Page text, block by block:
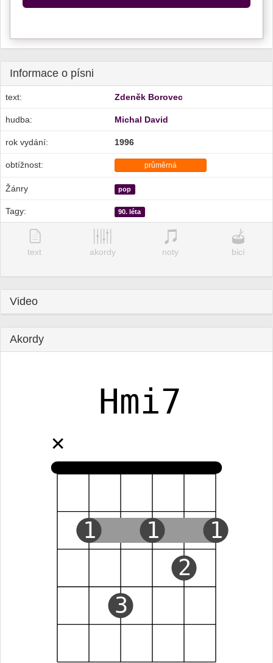
Informace o písni
text: Zdeněk Borovec
hudba: Michal David
rok vydání: 1996
obtížnost: průměrná
Žánry pop
Tagy: 90. léta
text akordy noty bicí
Video
Akordy
Hmi7
✕
1
3
1
2
1